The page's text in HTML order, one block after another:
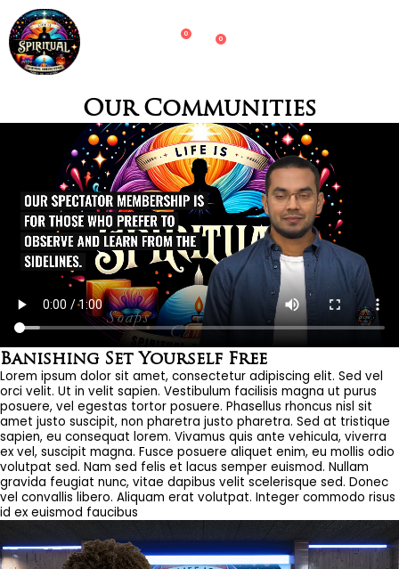
0
0
Our Communities
Banishing Set Yourself Free
Lorem ipsum dolor sit amet, consectetur adipiscing elit. Sed vel
orci velit. Ut in velit sapien. Vestibulum facilisis magna ut purus
posuere, vel egestas tortor posuere. Phasellus rhoncus nisl sit
amet justo suscipit, non pharetra justo pharetra. Sed at tristique
sapien, eu consequat lorem. Vivamus quis ante vehicula, viverra
ex vel, suscipit magna. Fusce posuere aliquet enim, eu mollis odio
volutpat sed. Nam sed felis et lacus semper euismod. Nullam
gravida feugiat nunc, vitae dapibus velit scelerisque sed. Donec
vel convallis libero. Aliquam erat volutpat. Integer commodo risus
id ex euismod faucibus